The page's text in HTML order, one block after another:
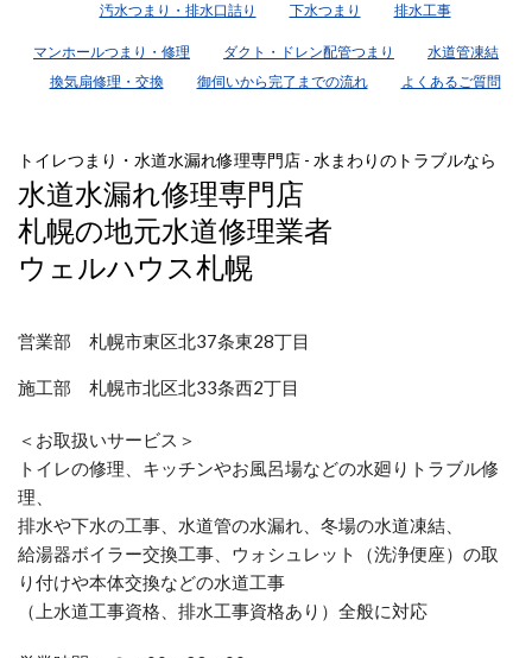
汚水つまり・排水口詰り
下水つまり 排水工事
マンホールつまり・修理 ダクト・ドレン配管つまり
水道管凍結
換気扇修理・交換
御伺いから完了までの流れ よくあるご質問
トイレつまり・水道水漏れ修理専門店 - 水まわりのトラブルなら
水道水漏れ修理専門店
札幌の地元水道修理業者
ウェルハウス札幌
営業部 札幌市東区北37条東28丁目
施工部 札幌市北区北33条西2丁目
＜お取扱いサービス＞
トイレの修理、キッチンやお風呂場などの水廻りトラブル修
理、
排水や下水の工事、水道管の水漏れ、冬場の水道凍結、
給湯器ボイラー交換工事、ウォシュレット（洗浄便座）の取
り付けや本体交換などの水道工事
（上水道工事資格、排水工事資格あり）全般に対応